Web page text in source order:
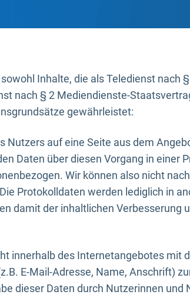
Inhalte, die als Teledienst nach
nach § 2 Mediendienste-
gewährleistet:
Nutzers auf eine Seite aus dem
Daten über diesen Vorgang in einer
Wir können also nicht
Protokolldaten werden lediglich in
damit der inhaltlichen Verbesserung
innerhalb des Internetangebotes mit
E-Mail-Adresse, Name, Anschrift)
dieser Daten durch Nutzerinnen